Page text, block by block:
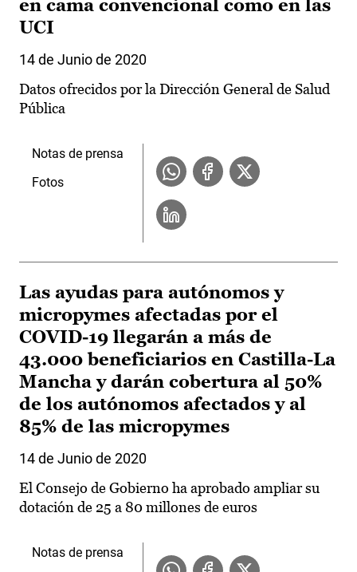
en cama convencional como en las
UCI
14 de Junio de 2020
Datos ofrecidos por la Dirección General de Salud
Pública
Notas de prensa
Fotos
Las ayudas para autónomos y
micropymes afectadas por el
COVID-19 llegarán a más de
43.000 beneficiarios en Castilla-La
Mancha y darán cobertura al 50%
de los autónomos afectados y al
85% de las micropymes
14 de Junio de 2020
El Consejo de Gobierno ha aprobado ampliar su
dotación de 25 a 80 millones de euros
Notas de prensa